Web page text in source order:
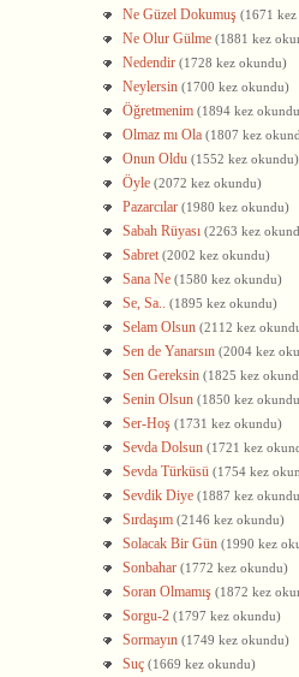
Ne Güzel Dokumuş (1671
Ne Olur Gülme (1881 kez
Nedendir (1728 kez okundu)
Neylersin (1700 kez okundu)
Öğretmenim (1894 kez
Olmaz mı Ola (1807 kez
Onun Oldu (1552 kez okundu)
Öyle (2072 kez okundu)
Pazarcılar (1980 kez okundu)
Sabah Rüyası (2263 kez
Sabret (2002 kez okundu)
Sana Ne (1580 kez okundu)
Se, Sa.. (1895 kez okundu)
Selam Olsun (2112 kez
Sen de Yanarsın (2004 kez
Sen Gereksin (1825 kez
Senin Olsun (1850 kez
Ser-Hoş (1731 kez okundu)
Sevda Dolsun (1721 kez
Sevda Türküsü (1754 kez
Sevdik Diye (1887 kez
Sırdaşım (2146 kez okundu)
Solacak Bir Gün (1990 kez
Sonbahar (1772 kez okundu)
Soran Olmamış (1872 kez
Sorgu-2 (1797 kez okundu)
Sormayın (1749 kez okundu)
Suç (1669 kez okundu)